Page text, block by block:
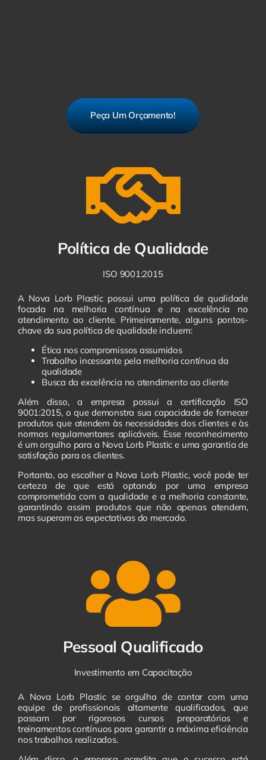
Peça Um Orçamento!
Política de Qualidade
ISO 9001:2015
A Nova Lorb Plastic possui uma política de qualidade
focada na melhoria contínua e na excelência no
atendimento ao cliente. Primeiramente, alguns pontos-
chave da sua política de qualidade incluem:
Ética nos compromissos assumidos
Trabalho incessante pela melhoria contínua da
qualidade
Busca da excelência no atendimento ao cliente
Além disso, a empresa possui a certificação ISO
9001:2015, o que demonstra sua capacidade de fornecer
produtos que atendem às necessidades dos clientes e às
normas regulamentares aplicáveis. Esse reconhecimento
é um orgulho para a Nova Lorb Plastic e uma garantia de
satisfação para os clientes.
Portanto, ao escolher a Nova Lorb Plastic, você pode ter
certeza de que está optando por uma empresa
comprometida com a qualidade e a melhoria constante,
garantindo assim produtos que não apenas atendem,
mas superam as expectativas do mercado.
Pessoal Qualificado
Investimento em Capacitação
A Nova Lorb Plastic se orgulha de contar com uma
equipe de profissionais altamente qualificados, que
passam por rigorosos cursos preparatórios e
treinamentos contínuos para garantir a máxima eficiência
nos trabalhos realizados.